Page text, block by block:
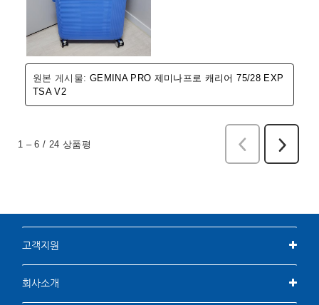
고객지원
회사소개